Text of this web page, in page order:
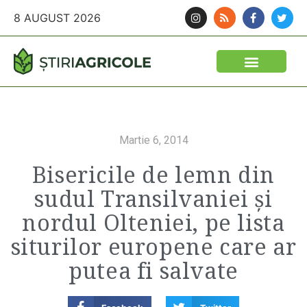
8 AUGUST 2026
Martie 6, 2014
Bisericile de lemn din
sudul Transilvaniei și
nordul Olteniei, pe lista
siturilor europene care ar
putea fi salvate